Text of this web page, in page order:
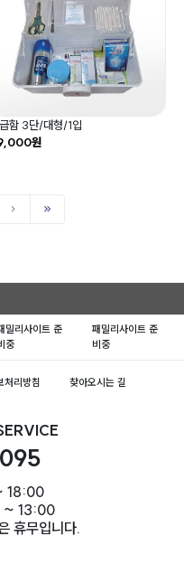
함 3단/대형/1입
원
밀리사이트 준
중
패밀리사이트 준
비중
처리방침 찾아오시는 길
18:00
~ 13:00
휴무입니다.